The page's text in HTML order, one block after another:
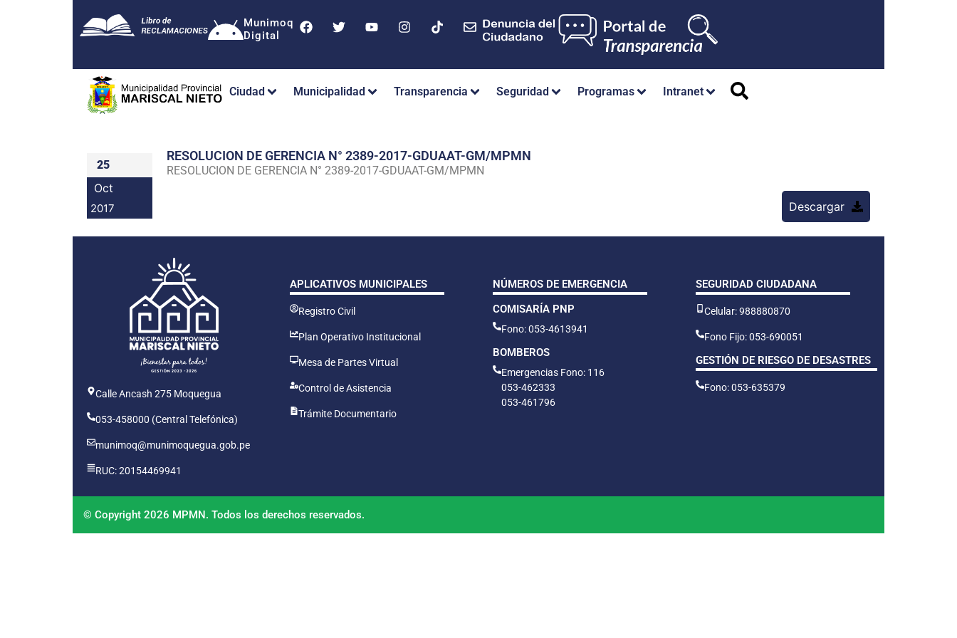
Munimoq
Digital
Ciudad Municipalidad Transparencia Seguridad Programas Intranet
25
Oct
2017
RESOLUCION DE GERENCIA N° 2389-2017-GDUAAT-GM/MPMN
RESOLUCION DE GERENCIA N° 2389-2017-GDUAAT-GM/MPMN
Descargar
Calle Ancash 275 Moquegua
053-458000 (Central Telefónica)
munimoq@munimoquegua.gob.pe
RUC: 20154469941
APLICATIVOS MUNICIPALES
Registro Civil
Plan Operativo Institucional
Mesa de Partes Virtual
Control de Asistencia
Trámite Documentario
NÚMEROS DE EMERGENCIA
COMISARÍA PNP
Fono: 053-4613941
BOMBEROS
Emergencias Fono: 116
053-462333
053-461796
SEGURIDAD CIUDADANA
Celular: 988880870
Fono Fijo: 053-690051
GESTIÓN DE RIESGO DE DESASTRES
Fono: 053-635379
© Copyright 2026 MPMN. Todos los derechos reservados.